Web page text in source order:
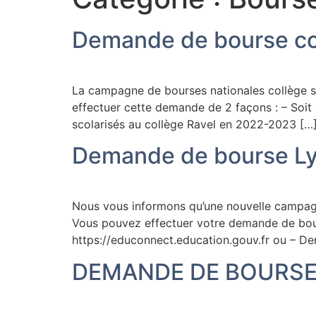
Demande de bourse
La campagne de bourses nationales collège
effectuer cette demande de 2 façons : – Soit
scolarisés au collège Ravel en 2022-2023
Demande de bourse
Nous vous informons qu’une nouvelle
Vous pouvez effectuer votre demande de
https://educonnect.education.gouv.fr ou –
DEMANDE DE